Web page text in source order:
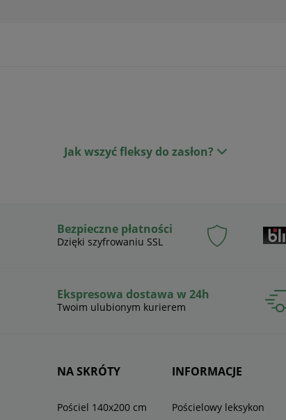
Jak wszyć fleksy do zasłon?
Bezpieczne płatności
Dzięki szyfrowaniu SSL
Ekspresowa dostawa w 24h
Twoim ulubionym kurierem
NA SKRÓTY
Pościel 140x200 cm
INFORMACJE
Pościelowy leksykon